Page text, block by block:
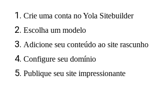
Crie uma conta no Yola Sitebuilder
Escolha um modelo
Adicione seu conteúdo ao site rascunho
Configure seu domínio
Publique seu site impressionante